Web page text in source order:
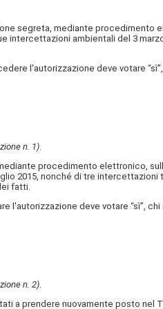
segreta, mediante
intercettazioni ambientali del 3
l'autorizzazione deve votare
n. 1)
procedimento elettronico,
2015, nonché di tre
fatti.
l'autorizzazione deve votare “sì”,
n. 2)
a prendere nuovamente posto nel